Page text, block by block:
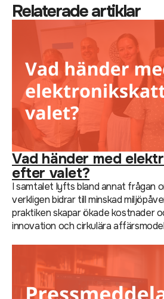
Relaterade artiklar
Vad händer med
efter valet?
I samtalet lyfts bland annat frågan
verkligen bidrar till minskad
praktiken skapar ökade kostnader
innovation och cirkulära